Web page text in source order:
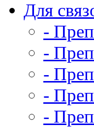
Для
-
-
-
-
-